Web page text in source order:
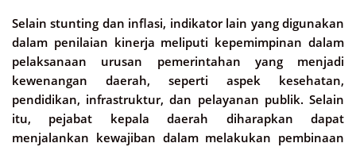
Selain stunting dan inflasi, indikator lain yang digunakan
dalam penilaian kinerja meliputi kepemimpinan dalam
pelaksanaan urusan pemerintahan yang menjadi
kewenangan daerah, seperti aspek kesehatan,
pendidikan, infrastruktur, dan pelayanan publik. Selain
itu, pejabat kepala daerah diharapkan dapat
menjalankan kewajiban dalam melakukan pembinaan